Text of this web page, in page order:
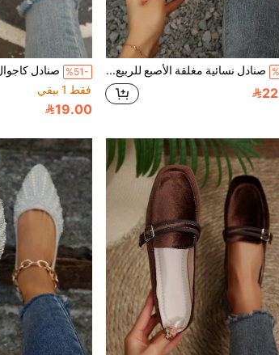
صنادل نسائية مغلقة الأصبع للربيع/الصيف جديدة، بتصميم مزيج وسهلة الارتداء، بطراز جنوي أنيق وأنيق %51-
فقط 1 بيقي
19.00